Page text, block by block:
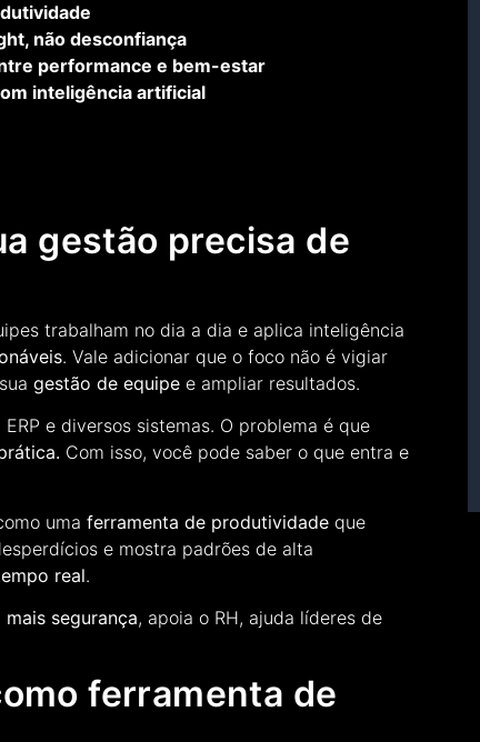
não desconfiança
performance e bem-estar
inteligência artificial
gestão precisa de
trabalham no dia a dia e aplica inteligência
. Vale adicionar que o foco não é vigiar
gestão de equipe e ampliar resultados.
e diversos sistemas. O problema é que
Com isso, você pode saber o que entra e
umaferramenta de produtividade que
e mostra padrões de alta
real.
segurança, apoia o RH, ajuda líderes de
ferramenta de